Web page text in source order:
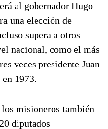
al gobernador Hugo
una elección de
supera a otros
nacional, como el más
veces presidente Juan
1973.
misioneros también
diputados